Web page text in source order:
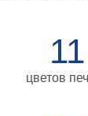
11
цветов